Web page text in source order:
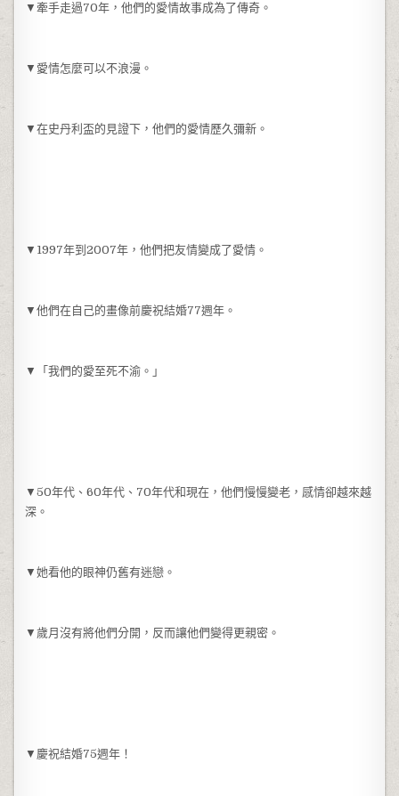
▼牽手走過70年，他們的愛情故事成為了傳奇。
▼愛情怎麼可以不浪漫。
▼在史丹利盃的見證下，他們的愛情歷久彌新。
▼1997年到2007年，他們把友情變成了愛情。
▼他們在自己的畫像前慶祝結婚77週年。
▼「我們的愛至死不渝。」
▼50年代、60年代、70年代和現在，他們慢慢變老，感情卻越來越
深。
▼她看他的眼神仍舊有迷戀。
▼歲月沒有將他們分開，反而讓他們變得更親密。
▼慶祝結婚75週年！